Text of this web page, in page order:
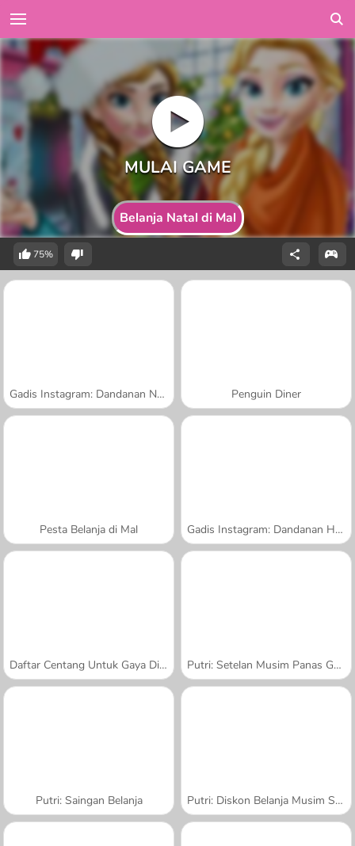
Belanja Natal di Mal
75%
Gadis Instagram: Dandanan Natal Penguin Diner
Pesta Belanja di Mal Gadis Instagram: Dandanan Halloween
Daftar Centang Untuk Gaya Di Musim Panas Putri: Setelan Musim Panas Gaya Urban
Putri: Saingan Belanja Putri: Diskon Belanja Musim Semi